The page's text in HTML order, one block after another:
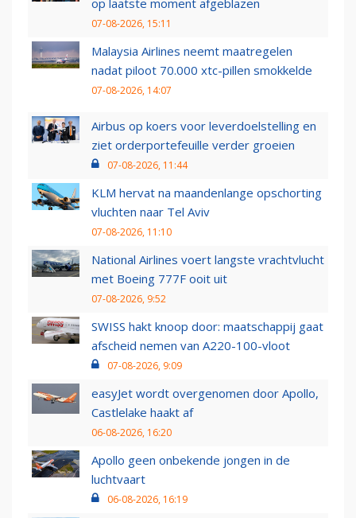
op laatste moment afgeblazen
07-08-2026, 15:11
Malaysia Airlines neemt maatregelen
nadat piloot 70.000 xtc-pillen smokkelde
07-08-2026, 14:07
Airbus op koers voor leverdoelstelling en
ziet orderportefeuille verder groeien
07-08-2026, 11:44
KLM hervat na maandenlange opschorting
vluchten naar Tel Aviv
07-08-2026, 11:10
National Airlines voert langste vrachtvlucht
met Boeing 777F ooit uit
07-08-2026, 9:52
SWISS hakt knoop door: maatschappij gaat
afscheid nemen van A220-100-vloot
07-08-2026, 9:09
easyJet wordt overgenomen door Apollo,
Castlelake haakt af
06-08-2026, 16:20
Apollo geen onbekende jongen in de
luchtvaart
06-08-2026, 16:19